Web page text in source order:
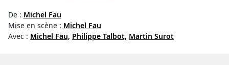
De : Michel Fau
Mise en scène : Michel Fau
Avec : Michel Fau, Philippe Talbot, Martin Surot